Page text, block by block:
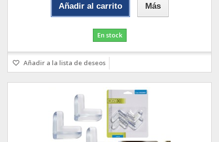
Añadir al carrito Más
En stock
Añadir a la lista de deseos